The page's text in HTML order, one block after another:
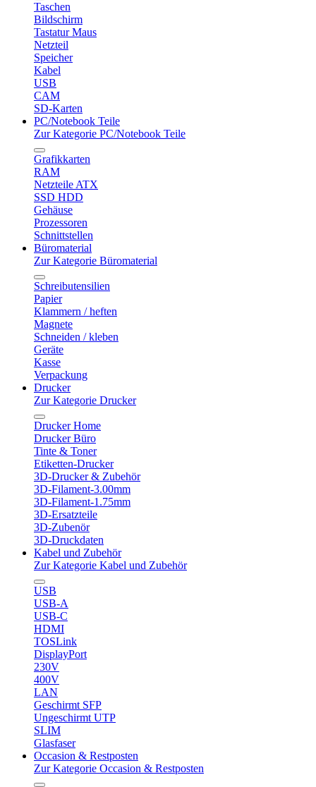
Taschen
Bildschirm
Tastatur Maus
Netzteil
Speicher
Kabel
USB
CAM
SD-Karten
PC/Notebook Teile
Zur Kategorie PC/Notebook Teile
Grafikkarten
RAM
Netzteile ATX
SSD HDD
Gehäuse
Prozessoren
Schnittstellen
Büromaterial
Zur Kategorie Büromaterial
Schreibutensilien
Papier
Klammern / heften
Magnete
Schneiden / kleben
Geräte
Kasse
Verpackung
Drucker
Zur Kategorie Drucker
Drucker Home
Drucker Büro
Tinte & Toner
Etiketten-Drucker
3D-Drucker & Zubehör
3D-Filament-3.00mm
3D-Filament-1.75mm
3D-Ersatzteile
3D-Zubenör
3D-Druckdaten
Kabel und Zubehör
Zur Kategorie Kabel und Zubehör
USB
USB-A
USB-C
HDMI
TOSLink
DisplayPort
230V
400V
LAN
Geschirmt SFP
Ungeschirmt UTP
SLIM
Glasfaser
Occasion & Restposten
Zur Kategorie Occasion & Restposten